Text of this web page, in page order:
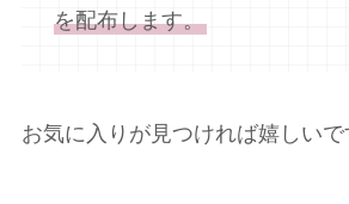
を配布します。
お気に入りが見つければ嬉しい